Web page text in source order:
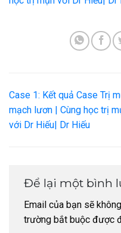
Case 1: Kết quả Case Trị
mạch lươn | Cùng học trị
với Dr Hiếu| Dr Hiếu
Để lại một bình
Email của bạn sẽ
trường bắt buộc được